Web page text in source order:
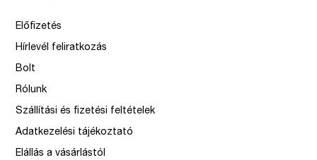
Előfizetés
Hírlevél feliratkozás
Bolt
Rólunk
Szállítási és fizetési feltételek
Adatkezelési tájékoztató
Elállás a vásárlástól